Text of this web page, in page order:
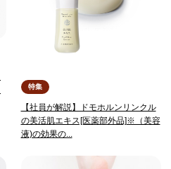
特集
【社員が解説】ドモホルンリンクル
の美活肌エキス[医薬部外品]※（美容
液)の効果の...